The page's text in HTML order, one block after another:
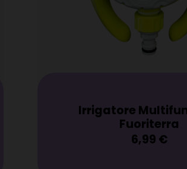
Irrigatore
Fuoriterra
6,99 €